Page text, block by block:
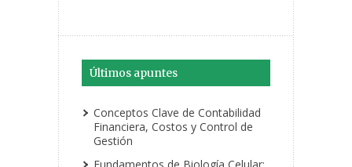
Últimos apuntes
Conceptos Clave de Contabilidad
Financiera, Costos y Control de
Gestión